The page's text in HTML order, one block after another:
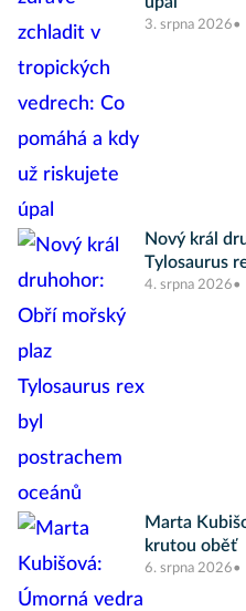
3. srpna 2026
Nový král
Tylosaurus
4. srpna 2026
Marta
krutou oběť
6. srpna 2026